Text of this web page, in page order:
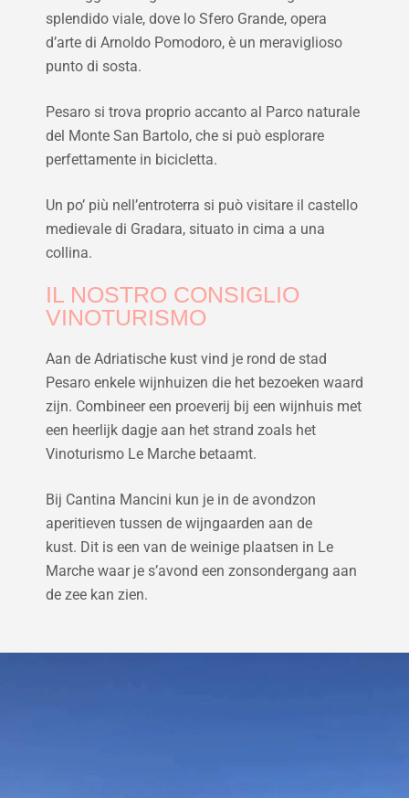
splendido viale, dove lo Sfero Grande, opera
d’arte di Arnoldo Pomodoro, è un meraviglioso
punto di sosta.
Pesaro si trova proprio accanto al Parco naturale
del Monte San Bartolo, che si può esplorare
perfettamente in bicicletta.
Un po’ più nell’entroterra si può visitare il castello
medievale di Gradara, situato in cima a una
collina.
IL NOSTRO CONSIGLIO
VINOTURISMO
Aan de Adriatische kust vind je rond de stad
Pesaro enkele wijnhuizen die het bezoeken waard
zijn. Combineer een proeverij bij een wijnhuis met
een heerlijk dagje aan het strand zoals het
Vinoturismo Le Marche betaamt.
Bij Cantina Mancini kun je in de avondzon
aperitieven tussen de wijngaarden aan de
kust. Dit is een van de weinige plaatsen in Le
Marche waar je s’avond een zonsondergang aan
de zee kan zien.